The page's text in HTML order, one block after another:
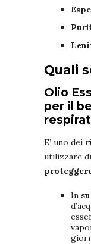
Quali
Olio
per il
E’ uno dei
utilizzare
In